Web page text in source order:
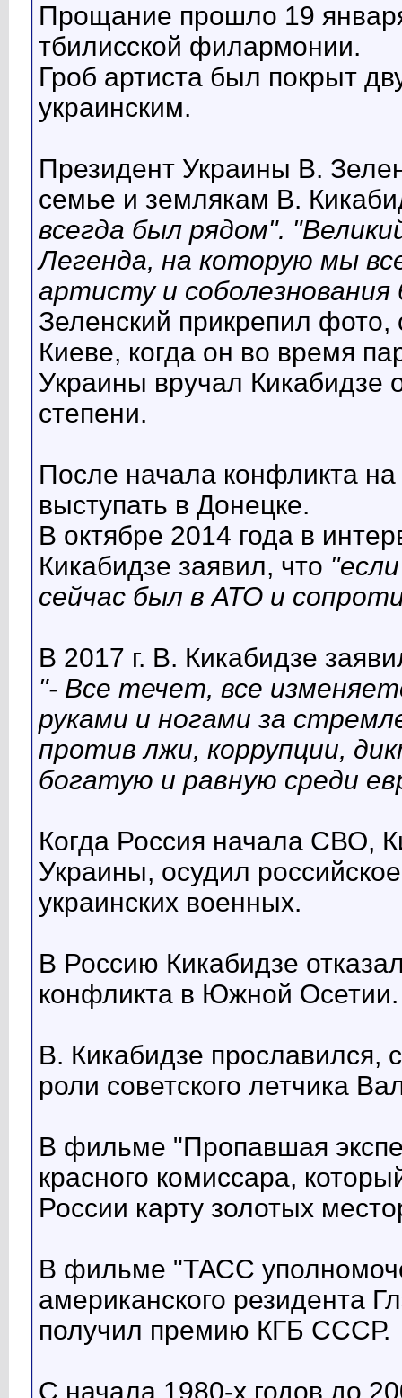
Прощание прошло 19
тбилисской филармонии.
Гроб артиста был покрыт
украинским.
Президент Украины В.
семье и землякам В.
всегда был рядом".
Легенда, на которую мы
артисту и соболезнования
Зеленский прикрепил фото,
Киеве, когда он во время
Украины вручал
степени.
После начала конфликта
выступать в Донецке.
В октябре 2014 года в
Кикабидзе заявил, что
сейчас был в АТО и
В 2017 г. В. Кикабидзе
"- Все течет, все
руками и ногами за
против лжи, коррупции,
богатую и равную среди
Когда Россия начала СВО,
Украины, осудил
украинских военных.
В Россию Кикабидзе
конфликта в Южной Осетии.
В. Кикабидзе
роли советского летчика
В фильме "Пропавшая
красного комиссара,
России карту золотых
В фильме "ТАСС
американского резидента
получил премию КГБ СССР.
С начала 1980-х годов до